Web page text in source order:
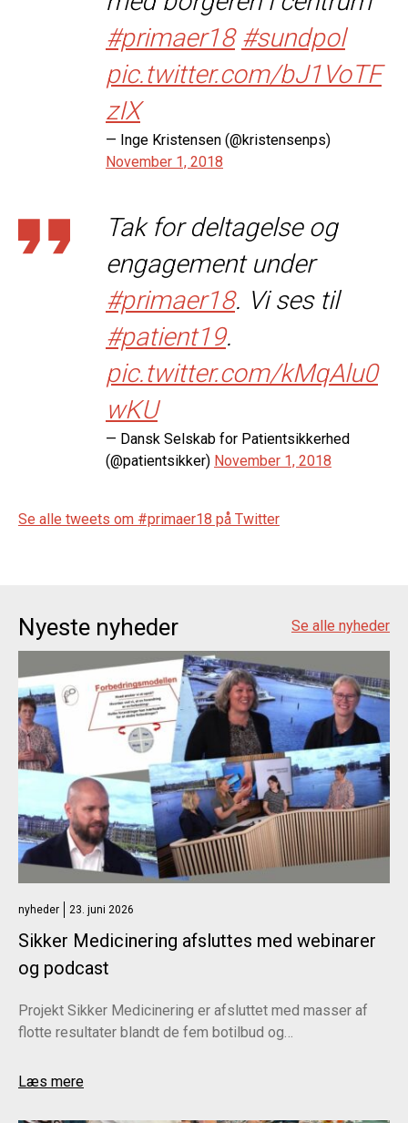
#primaer18 #sundpol
pic.twitter.com/bJ1VoTF
zIX
— Inge Kristensen (@kristensenps)
November 1, 2018
Tak for deltagelse og
engagement under
#primaer18. Vi ses til
#patient19.
pic.twitter.com/kMqAlu0
wKU
— Dansk Selskab for Patientsikkerhed
(@patientsikker) November 1, 2018
Se alle tweets om #primaer18 på Twitter
Nyeste nyheder Se alle nyheder
nyheder 23. juni 2026
Sikker Medicinering afsluttes med webinarer
og podcast
Projekt Sikker Medicinering er afsluttet med masser af
flotte resultater blandt de fem botilbud og…
Læs mere